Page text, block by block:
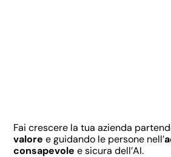
Fai crescere la tua azienda
valore e guidando le persone nell’
consapevole e sicura dell’AI.